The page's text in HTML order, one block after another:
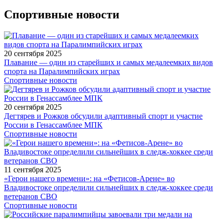
Спортивные новости
20 сентября 2025
Плавание — один из старейших и самых медалеемких видов
спорта на Паралимпийских играх
Спортивные новости
20 сентября 2025
Дегтярев и Рожков обсудили адаптивный спорт и участие
России в Генассамблее МПК
Спортивные новости
11 сентября 2025
«Герои нашего времени»: на «Фетисов-Арене» во
Владивостоке определили сильнейших в следж-хоккее среди
ветеранов СВО
Спортивные новости